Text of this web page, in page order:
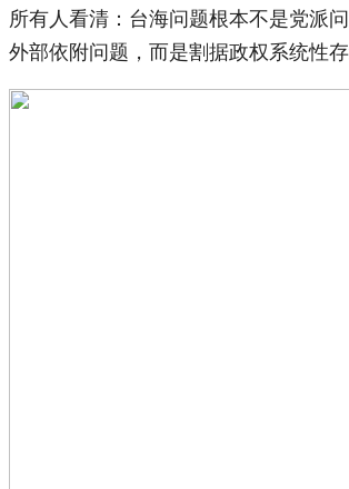
所有人看清：台海问题根本不是党派
外部依附问题，而是割据政权系统性存